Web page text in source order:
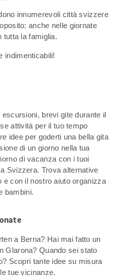
innumerevoli città svizzere
anche nelle giornate
tutta la famiglia.
indimenticabili!
brevi gite durante il
attività per il tuo tempo
idee per goderti una bella gita
di un giorno nella tua
di vacanza con i tuoi
Svizzera. Trova alternative
e con il nostro aiuto organizza
bambini.
a Berna? Hai mai fatto un
Glarona? Quando sei stato
Scopri tante idee su misura
tue vicinanze.